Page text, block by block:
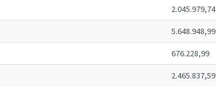
2.045.979,74
5.648.948,99
676.228,99
2.465.837,59